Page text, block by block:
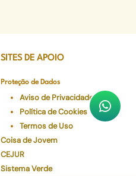
SITES DE APOIO
Proteção de Dados
Aviso de Privacidade
Política de Cookies
Termos de Uso
Coisa de Jovem
CEJUR
Sistema Verde